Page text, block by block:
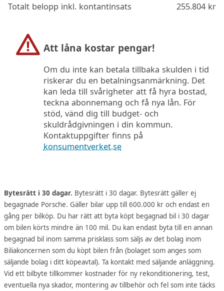
Totalt belopp inkl. kontantinsats
255.804kr
Att låna kostar pengar!
Om du inte kan betala tillbaka skulden i tid
riskerar du en betalningsanmärkning. Det
kan leda till svårigheter att få hyra bostad,
teckna abonnemang och få nya lån. För
stöd, vänd dig till budget- och
skuldrådgivningen i din kommun.
Kontaktuppgifter finns på
konsumentverket.se
Bytesrätt i 30 dagar. Bytesrätt i 30 dagar. Bytesrätt gäller ej
begagnade Porsche. Gäller bilar upp till 600.000 kr och endast en
gång per bilköp. Du har rätt att byta köpt begagnad bil i 30 dagar
om bilen körts mindre än 100 mil. Du kan endast byta till en annan
begagnad bil inom samma prisklass som säljs av det bolag inom
Biliakoncernen som du köpt bilen från (bolaget som anges som
säljande bolag i ditt köpeavtal). Ta kontakt med säljande anläggning.
Vid ett bilbyte tillkommer kostnader för ny rekonditionering, test,
eventuella nya skador, montering av tillbehör och fel som inte täcks